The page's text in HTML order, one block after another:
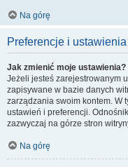
Na górę
Preferencje i
Jak zmienić moje ustawienia?
Jeżeli jesteś zarejestrowanym
zapisywane w bazie danych
zarządzania swoim kontem. W
ustawień i preferencji.
zazwyczaj na górze stron
Na górę